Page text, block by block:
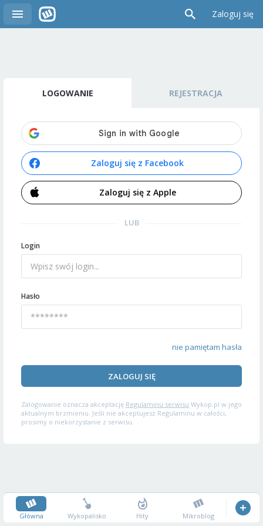
Zaloguj się
LOGOWANIE REJESTRACJA
Zaloguj się z Facebook
Zaloguj się z Apple
LUB
Login
Hasło
nie pamiętam hasła
ZALOGUJ SIĘ
Zalogowanie oznacza akceptację Regulaminu serwisu Wykop.pl w jego
aktualnym brzmieniu. Jeśli nie akceptujesz Regulaminu w całości,
prosimy o niekorzystanie z serwisu.
Główna Wykopalisko Hity Mikroblog